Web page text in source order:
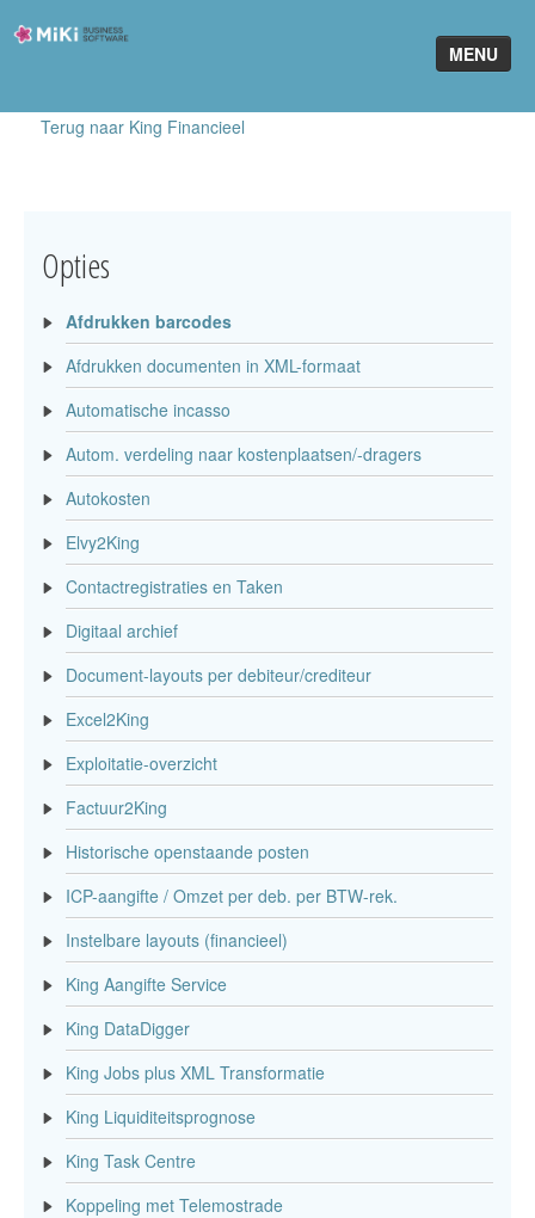
MENU
Software
Home
Telefonie
Partners
Klant worden
Terug naar King Financieel
Opties
Afdrukken barcodes
Afdrukken documenten in XML-formaat
Automatische incasso
Autom. verdeling naar kostenplaatsen/-dragers
Autokosten
Elvy2King
Contactregistraties en Taken
Digitaal archief
Document-layouts per debiteur/crediteur
Excel2King
Exploitatie-overzicht
Factuur2King
Historische openstaande posten
ICP-aangifte / Omzet per deb. per BTW-rek.
Instelbare layouts (financieel)
King Aangifte Service
King DataDigger
King Jobs plus XML Transformatie
King Liquiditeitsprognose
King Task Centre
Koppeling met Telemostrade